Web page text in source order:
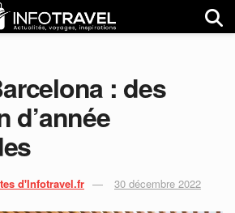
: des
d’année
d'Infotravel.fr 30 décembre 2022